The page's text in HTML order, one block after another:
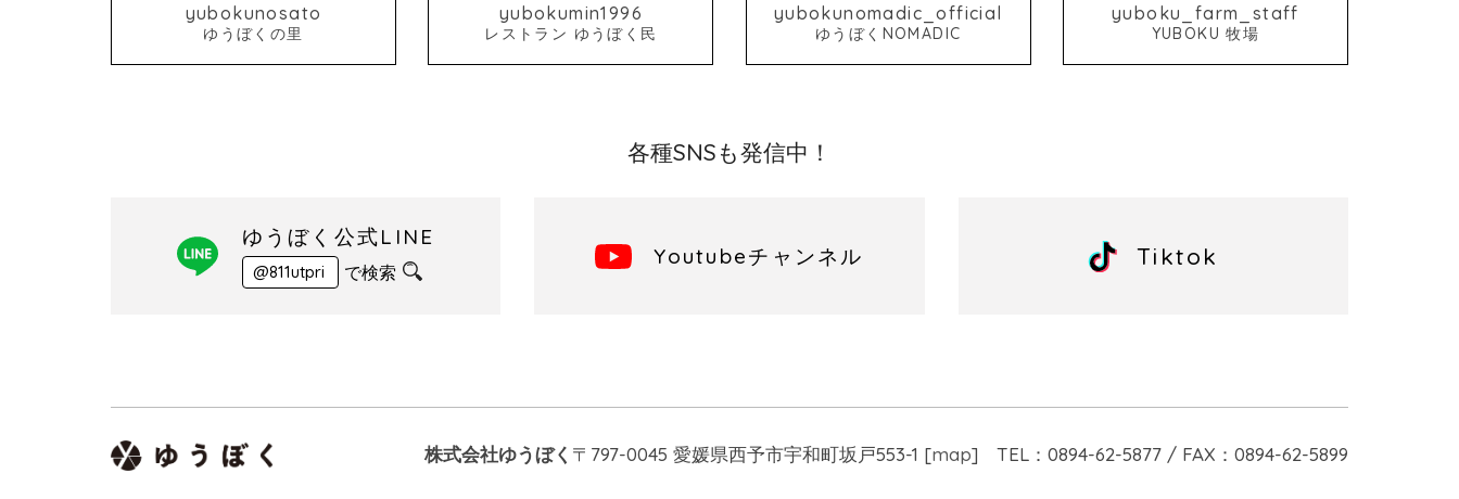
yubokunosato
ゆうぼくの里
yubokumin1996
レストラン ゆうぼく民
yubokunomadic_official
ゆうぼくNOMADIC
yuboku_farm_staff
YUBOKU 牧場
各種SNSも発信中！
ゆうぼく公式LINE
@811utpri で検索
Youtubeチャンネル Tiktok
株式会社ゆうぼく 〒797-0045 愛媛県西予市宇和町坂戸553-1 [map] TEL：0894-62-5877 / FAX：0894-62-5899